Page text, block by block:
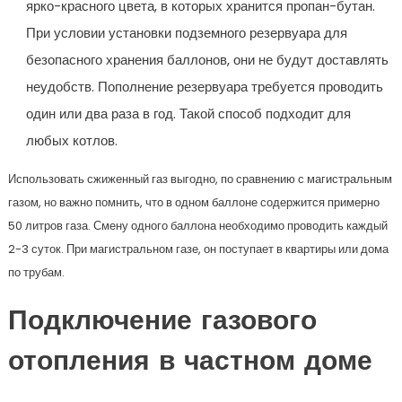
ярко-красного цвета, в которых хранится пропан-бутан.
При условии установки подземного резервуара для
безопасного хранения баллонов, они не будут доставлять
неудобств. Пополнение резервуара требуется проводить
один или два раза в год. Такой способ подходит для
любых котлов.
Использовать сжиженный газ выгодно, по сравнению с магистральным
газом, но важно помнить, что в одном баллоне содержится примерно
50 литров газа. Смену одного баллона необходимо проводить каждый
2-3 суток. При магистральном газе, он поступает в квартиры или дома
по трубам.
Подключение газового
отопления в частном доме